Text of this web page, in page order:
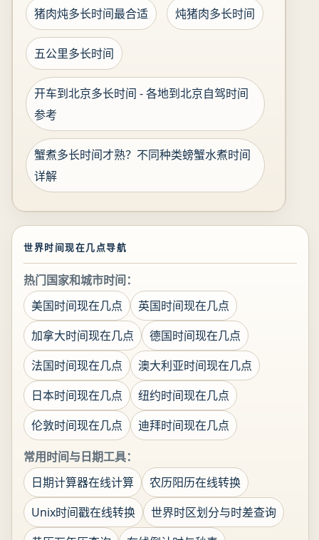
猪肉炖多长时间最合适 炖猪肉多长时间
五公里多长时间
开车到北京多长时间 - 各地到北京自驾时间
参考
蟹煮多长时间才熟？不同种类螃蟹水煮时间
详解
世界时间现在几点导航
热门国家和城市时间：
美国时间现在几点
英国时间现在几点
加拿大时间现在几点
德国时间现在几点
法国时间现在几点
澳大利亚时间现在几点
日本时间现在几点
纽约时间现在几点
伦敦时间现在几点
迪拜时间现在几点
常用时间与日期工具：
日期计算器在线计算
农历阳历在线转换
Unix时间戳在线转换
世界时区划分与时差查询